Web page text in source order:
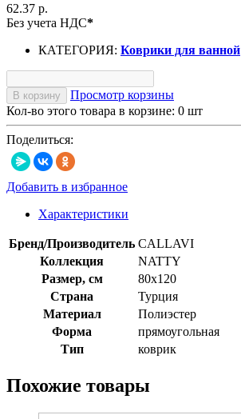
62.37 р.
Без учета НДС*
КАТЕГОРИЯ: Коврики для ванной
В корзину
Просмотр корзины
Кол-во этого товара в корзине: 0 шт
Поделиться:
Добавить в избранное
Характеристики
Бренд/Производитель CALLAVI
Коллекция
NATTY
Размер, см
80х120
Страна
Турция
Материал
Полиэстер
Форма
прямоугольная
Тип
коврик
Похожие товары